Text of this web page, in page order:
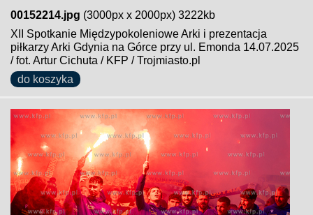
00152214.jpg (3000px x 2000px) 3222kb
XII Spotkanie Międzypokoleniowe Arki i prezentacja
piłkarzy Arki Gdynia na Górce przy ul. Emonda 14.07.2025
/ fot. Artur Cichuta / KFP / Trojmiasto.pl
do koszyka